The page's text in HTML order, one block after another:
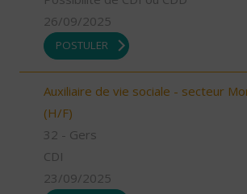
26/09/2025
POSTULER
Auxiliaire de vie sociale - secteur
(H/F)
32 - Gers
CDI
23/09/2025